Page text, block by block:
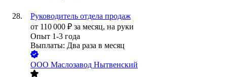
Руководитель отдела продаж
от 110 000 ₽ за месяц, на руки
Опыт 1-3 года
Выплаты: Два раза в месяц
ООО Маслозавод Нытвенский